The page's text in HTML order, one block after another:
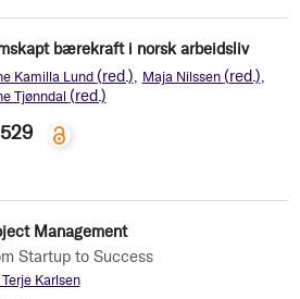
bærekraft i norsk arbeidsliv
Kamilla Lund (red.) Maja Nilssen (red.)
Tjønndal (red.)
Management
Startup to Success
Karlsen